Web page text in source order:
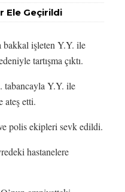
Ele Geçirildi
bakkal işleten Y.Y. ile
tartışma çıktı.
tabancayla Y.Y. ile
ateş etti.
polis ekipleri sevk edildi.
hastanelere